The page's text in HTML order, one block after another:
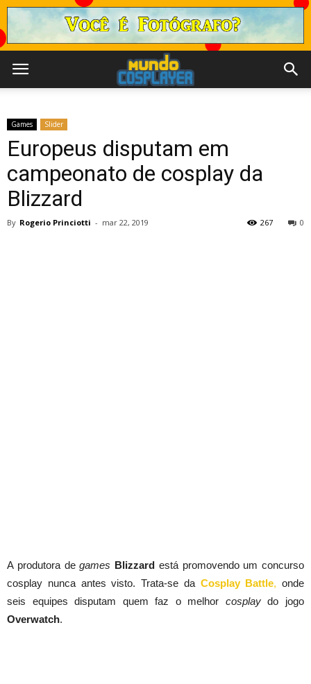
Games Slider
Europeus disputam em
campeonato de cosplay da
Blizzard
By Rogerio Princiotti - mar 22, 2019 0
267
A produtora degames Blizzard está promovendo um concurso
cosplay nunca antes visto. Trata-se da Cosplay Battle, onde
seis equipes disputam quem faz o melhor cosplaydo jogo
Overwatch.